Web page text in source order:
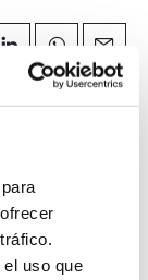
uso que